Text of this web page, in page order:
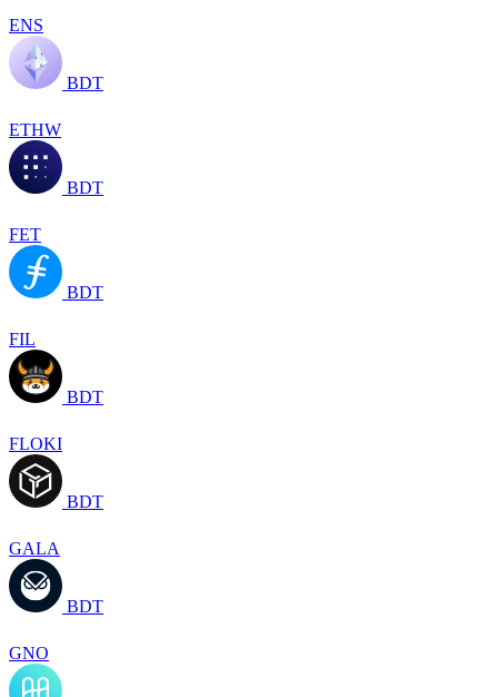
ENS
BDT
ETHW
BDT
FET
BDT
FIL
BDT
FLOKI
BDT
GALA
BDT
GNO